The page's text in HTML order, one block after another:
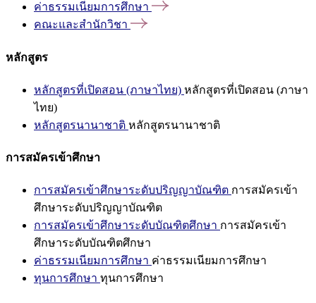
ค่าธรรมเนียมการศึกษา
คณะและสำนักวิชา
หลักสูตร
หลักสูตรที่เปิดสอน (ภาษาไทย) หลักสูตรที่เปิดสอน (ภาษา
ไทย)
หลักสูตรนานาชาติ หลักสูตรนานาชาติ
การสมัครเข้าศึกษา
การสมัครเข้าศึกษาระดับปริญญาบัณฑิต การสมัครเข้า
ศึกษาระดับปริญญาบัณฑิต
การสมัครเข้าศึกษาระดับบัณฑิตศึกษา การสมัครเข้า
ศึกษาระดับบัณฑิตศึกษา
ค่าธรรมเนียมการศึกษา ค่าธรรมเนียมการศึกษา
ทุนการศึกษา ทุนการศึกษา